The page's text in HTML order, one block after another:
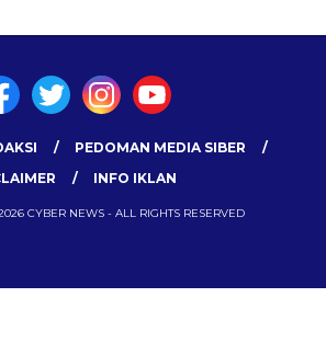
PEDOMAN MEDIA SIBER
INFO IKLAN
CYBER NEWS - ALL RIGHTS RESERVED